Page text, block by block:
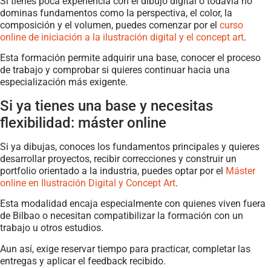
dominas fundamentos como la perspectiva, el color, la
composición y el volumen, puedes comenzar por el curso
online de iniciación a la ilustración digital y el concept art.
Esta formación permite adquirir una base, conocer el proceso
de trabajo y comprobar si quieres continuar hacia una
especialización más exigente.
Si ya tienes una base y necesitas
flexibilidad: máster online
Si ya dibujas, conoces los fundamentos principales y quieres
desarrollar proyectos, recibir correcciones y construir un
portfolio orientado a la industria, puedes optar por el Máster
online en Ilustración Digital y Concept Art.
Esta modalidad encaja especialmente con quienes viven fuera
de Bilbao o necesitan compatibilizar la formación con un
trabajo u otros estudios.
Aun así, exige reservar tiempo para practicar, completar las
entregas y aplicar el feedback recibido.